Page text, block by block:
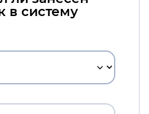
в систему